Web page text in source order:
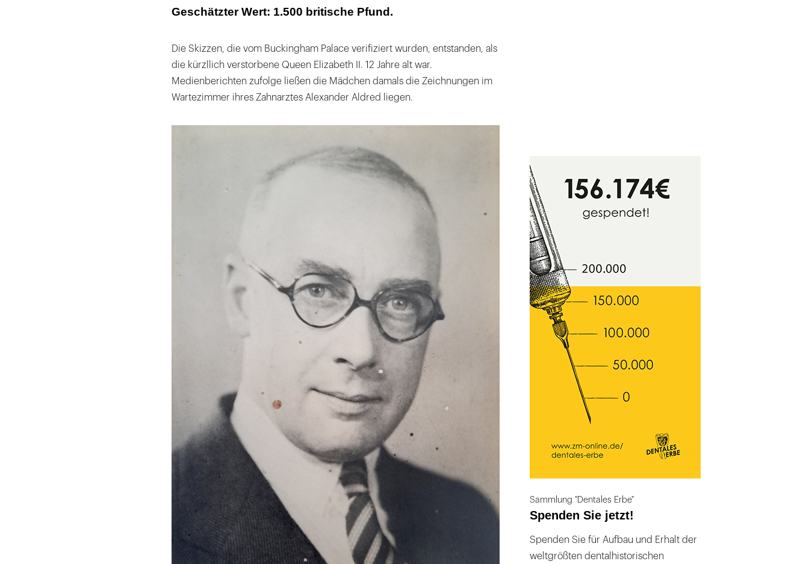
Geschätzter Wert: 1.500 britische Pfund.
Die Skizzen, die vom Buckingham Palace verifiziert wurden, entstanden, als
die kürzllich verstorbene Queen Elizabeth II. 12 Jahre alt war.
Medienberichten zufolge ließen die Mädchen damals die Zeichnungen im
Wartezimmer ihres Zahnarztes Alexander Aldred liegen.
Sammlung "Dentales Erbe"
Spenden Sie jetzt!
Spenden Sie für Aufbau und Erhalt der
weltgrößten dentalhistorischen